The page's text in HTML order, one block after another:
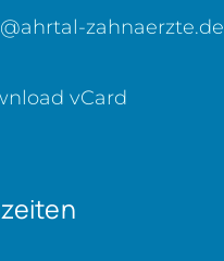
zahnaerzte.de
vCard